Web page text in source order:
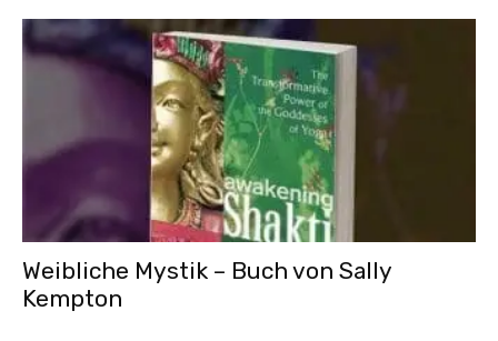
Weibliche Mystik – Buch von Sally
Kempton